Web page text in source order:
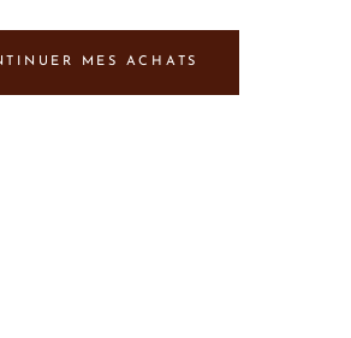
MES ACHATS